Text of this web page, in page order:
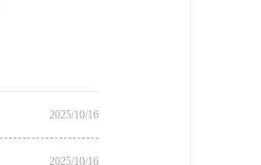
2025/10/16
2025/10/16